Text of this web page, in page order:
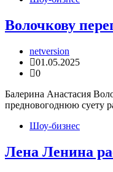
Волочкову
netversion
01.05.2025
0
Балерина Анастасия
предновогоднюю суету
Шоу-бизнес
Лена Ленина